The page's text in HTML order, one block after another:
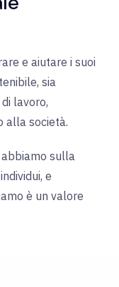
e aiutare i suoi
sia
lavoro,
alla società.
sulla
e
è un valore